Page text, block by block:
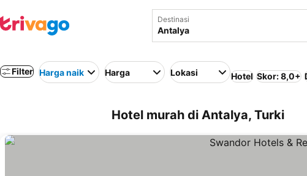
Destinasi
Filter Harga naik Harga Lokasi Hotel Skor: 8,0+
Hotel murah di Antalya, Turki